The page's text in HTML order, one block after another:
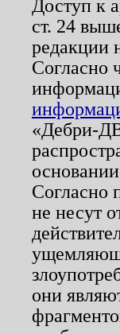
Доступ к
ст. 24
редакции
Согласно
«Дебри-
Согласно
не несут
они